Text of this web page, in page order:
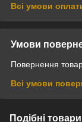
Всі умови
Умови
Повернення
Всі умови
Подібні